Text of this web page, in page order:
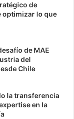
de
optimizar lo que
de MAE
del
Chile
la transferencia
en la